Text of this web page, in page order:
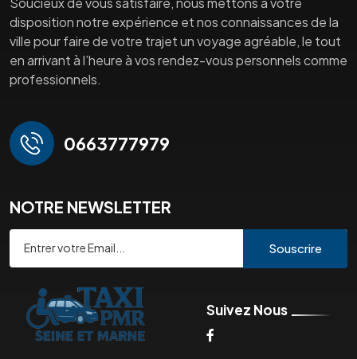
disposition notre expérience et nos connaissances de la
ville pour faire de votre trajet un voyage agréable, le tout
en arrivant à l’heure à vos rendez-vous personnels comme
professionnels.
0663777979
NOTRE NEWSLETTER
Souscrire
Suivez Nous